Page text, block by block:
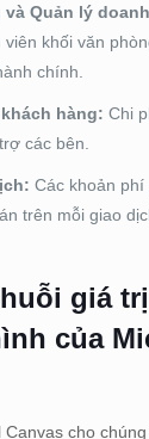
Quản lý
khối văn
chính.
hàng: Chi
các bên.
Các khoản
trên mỗi giao
giá
của
cho chúng